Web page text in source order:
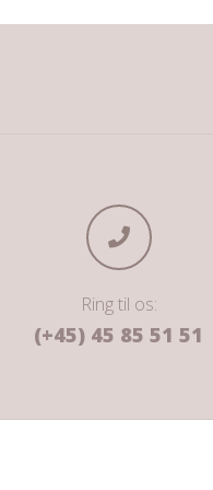
Ring til os:
(+45) 45 85 51 51